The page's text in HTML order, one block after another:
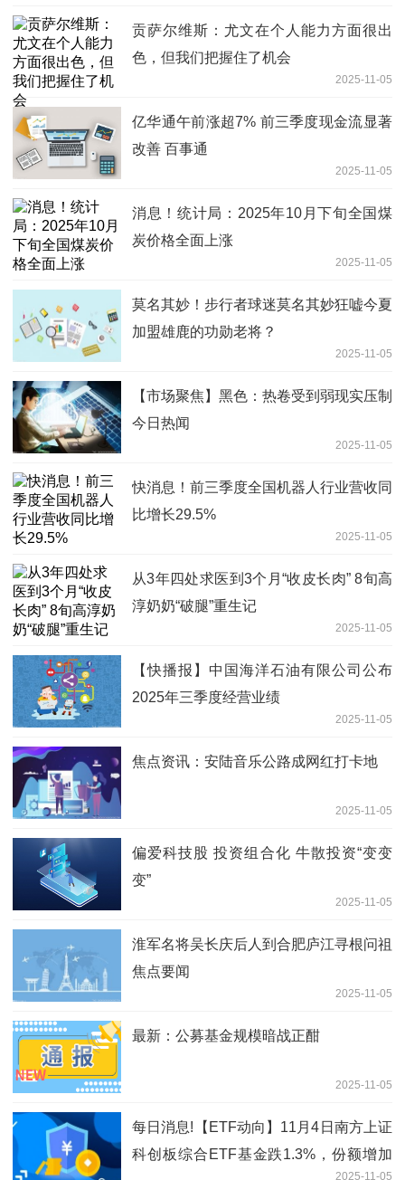
贡萨尔维斯：尤文在个人能力方面很出
色，但我们把握住了机会
2025-11-05
亿华通午前涨超7% 前三季度现金流显著
改善 百事通
2025-11-05
消息！统计局：2025年10月下旬全国煤
炭价格全面上涨
2025-11-05
莫名其妙！步行者球迷莫名其妙狂嘘今夏
加盟雄鹿的功勋老将？
2025-11-05
【市场聚焦】黑色：热卷受到弱现实压制
今日热闻
2025-11-05
快消息！前三季度全国机器人行业营收同
比增长29.5%
2025-11-05
从3年四处求医到3个月“收皮长肉” 8旬高
淳奶奶“破腿”重生记
2025-11-05
【快播报】中国海洋石油有限公司公布
2025年三季度经营业绩
2025-11-05
焦点资讯：安陆音乐公路成网红打卡地
2025-11-05
偏爱科技股 投资组合化 牛散投资“变变
变”
2025-11-05
淮军名将吴长庆后人到合肥庐江寻根问祖
焦点要闻
2025-11-05
最新：公募基金规模暗战正酣
2025-11-05
每日消息!【ETF动向】11月4日南方上证
科创板综合ETF基金跌1.3%，份额增加
2025-11-05